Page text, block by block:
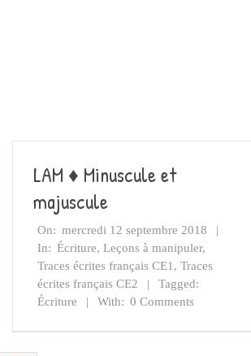
LAM ♦ Minuscule et
majuscule
On: mercredi 12 septembre 2018
In: Écriture, Leçons à manipuler,
Traces écrites français CE1 , Traces
écrites français CE2
Tagged:
Écriture
With: 0 Comments